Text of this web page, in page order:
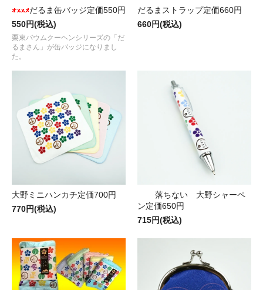
だるま缶バッジ定価550円
550円(税込)
栗東バウムクーヘンシリーズの「だ
るまさん」が缶バッジになりまし
た。
だるまストラップ定価660円
660円(税込)
大野ミニハンカチ定価700円
770円(税込)
落ちない 大野シャーペ
ン定価650円
715円(税込)